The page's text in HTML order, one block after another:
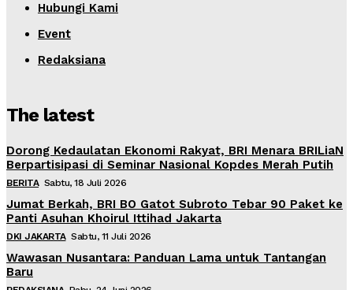
Hubungi Kami
Event
Redaksiana
The latest
Dorong Kedaulatan Ekonomi Rakyat, BRI Menara BRILiaN
Berpartisipasi di Seminar Nasional Kopdes Merah Putih
BERITA Sabtu, 18 Juli 2026
Jumat Berkah, BRI BO Gatot Subroto Tebar 90 Paket ke
Panti Asuhan Khoirul Ittihad Jakarta
DKI JAKARTA Sabtu, 11 Juli 2026
Wawasan Nusantara: Panduan Lama untuk Tantangan
Baru